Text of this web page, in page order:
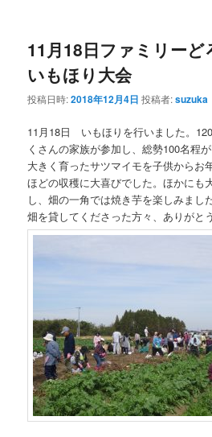
ン
ツ
へ
移
テ
へ
移
動
11月18日ファミリーど
いもほり大会
投稿日時:2018年12月4日 投稿者:suzuka
11月18日 いもほりを行いました。
くさんの家族が参加し、総勢100名程
大きく育ったサツマイモを子供からお
ほどの収穫に大喜びでした。ほかにも
し、畑の一角では焼き芋を楽しみました
畑を貸してくださった方々、ありがと